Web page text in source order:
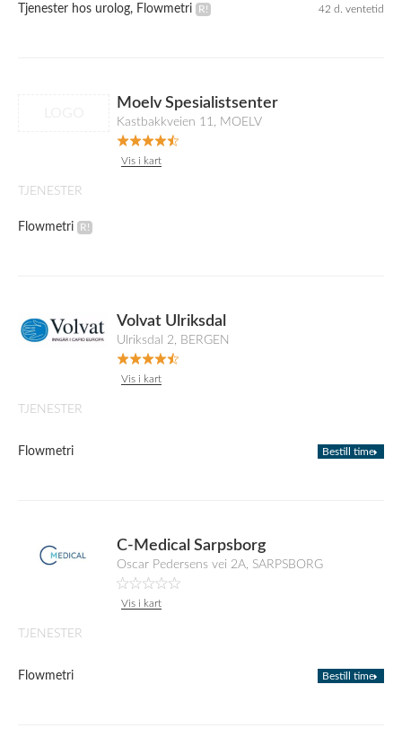
Tjenester hos urolog, Flowmetri 42 d. ventetid
Moelv Spesialistsenter
Kastbakkveien 11, MOELV
Vis i kart
TJENESTER
Flowmetri
Volvat Ulriksdal
Ulriksdal 2, BERGEN
Vis i kart
TJENESTER
Flowmetri Bestill time
C-Medical Sarpsborg
Oscar Pedersens vei 2A, SARPSBORG
Vis i kart
TJENESTER
Flowmetri Bestill time